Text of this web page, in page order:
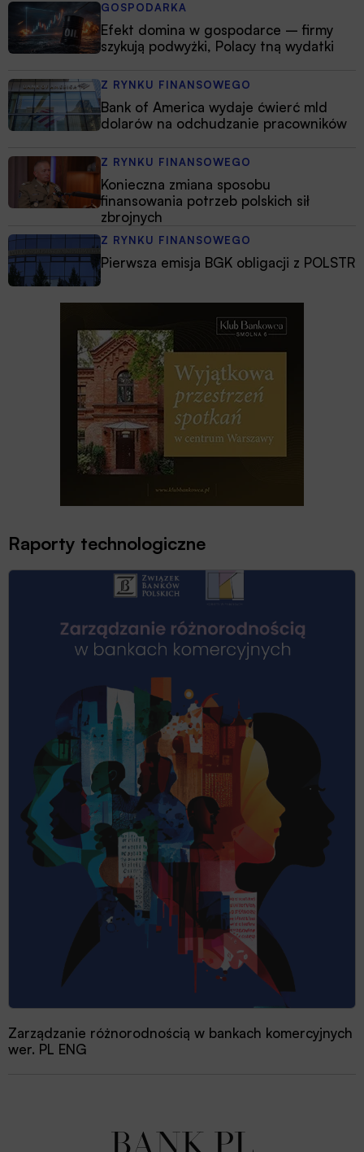
GOSPODARKA
Efekt domina w gospodarce – firmy
szykują podwyżki, Polacy tną wydatki
Z RYNKU FINANSOWEGO
Bank of America wydaje ćwierć mld
dolarów na odchudzanie pracowników
Z RYNKU FINANSOWEGO
Konieczna zmiana sposobu
finansowania potrzeb polskich sił
zbrojnych
Z RYNKU FINANSOWEGO
Pierwsza emisja BGK obligacji z POLSTR
Raporty technologiczne
Zarządzanie różnorodnością w bankach komercyjnych
wer. PL ENG